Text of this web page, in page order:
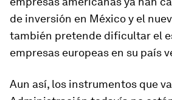
de inversión en México y el
también pretende dificultar el
empresas europeas en su país
Aun así, los instrumentos que